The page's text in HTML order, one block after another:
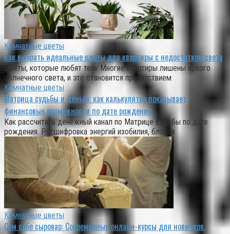
Комнатные цветы
Как выбрать идеальные цветы для квартиры с недостатком света
Цветы, которые любят тень Многие квартиры лишены яркого
солнечного света, и это становится препятствием
Комнатные цветы
Матрица судьбы и деньги: как калькулятор показывает
финансовые возможности по дате рождения
Как рассчитать денежный канал по Матрице судьбы по дате
рождения. Расшифровка энергий изобилия, блоков
Комнатные цветы
Сам себе сыровар: Современные онлайн-курсы для новичков.